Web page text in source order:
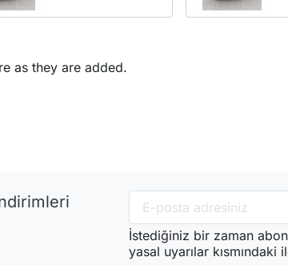
as they are added.
İstediğiniz bir zaman
yasal uyarılar